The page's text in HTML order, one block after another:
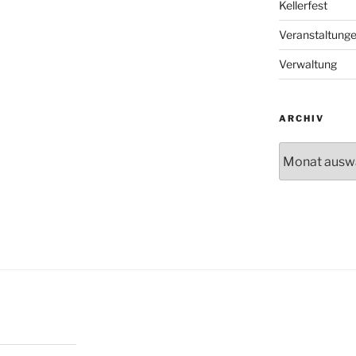
Kellerfest
Verwaltung
ARCHIV